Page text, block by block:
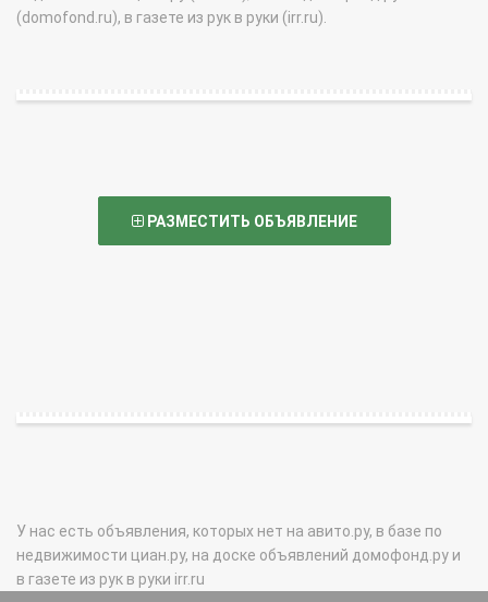
(domofond.ru), в газете из рук в руки (irr.ru).
РАЗМЕСТИТЬ ОБЪЯВЛЕНИЕ
У нас есть объявления, которых нет на авито.ру, в базе по
недвижимости циан.ру, на доске объявлений домофонд.ру и
в газете из рук в руки irr.ru